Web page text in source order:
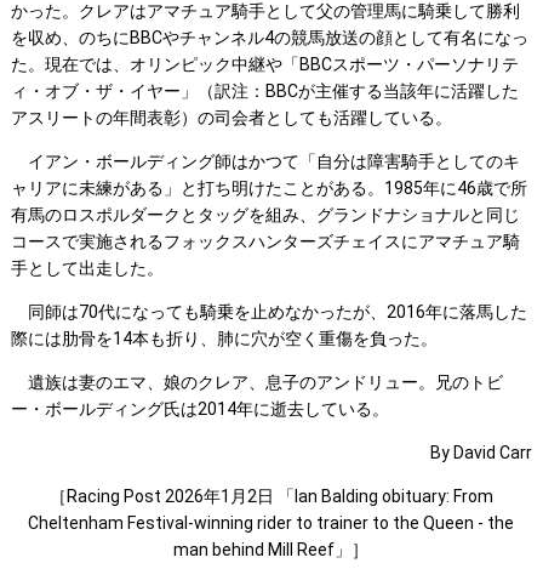
かった。クレアはアマチュア騎手として父の管理馬に騎乗して勝利
を収め、のちにBBCやチャンネル4の競馬放送の顔として有名になっ
た。現在では、オリンピック中継や「BBCスポーツ・パーソナリテ
ィ・オブ・ザ・イヤー」（訳注：BBCが主催する当該年に活躍した
アスリートの年間表彰）の司会者としても活躍している。
イアン・ボールディング師はかつて「自分は障害騎手としてのキ
ャリアに未練がある」と打ち明けたことがある。1985年に46歳で所
有馬のロスポルダークとタッグを組み、グランドナショナルと同じ
コースで実施されるフォックスハンターズチェイスにアマチュア騎
手として出走した。
同師は70代になっても騎乗を止めなかったが、2016年に落馬した
際には肋骨を14本も折り、肺に穴が空く重傷を負った。
遺族は妻のエマ、娘のクレア、息子のアンドリュー。兄のトビ
ー・ボールディング氏は2014年に逝去している。
By David Carr
［Racing Post 2026年1月2日 「Ian Balding obituary: From
Cheltenham Festival-winning rider to trainer to the Queen - the
man behind Mill Reef」］